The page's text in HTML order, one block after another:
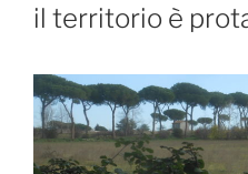
il territorio è